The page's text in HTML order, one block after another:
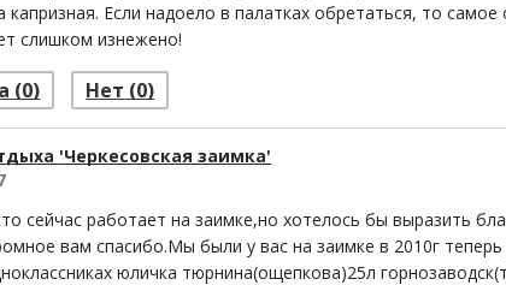
капризная. Если надоело в палатках обретаться, то самое
слишком изнежено!
(0) Нет (0)
'Черкесовская заимка'
сейчас работает на заимке,но хотелось бы выразить
вам спасибо.Мы были у вас на заимке в 2010г
юличка тюрнина(ощепкова)25л